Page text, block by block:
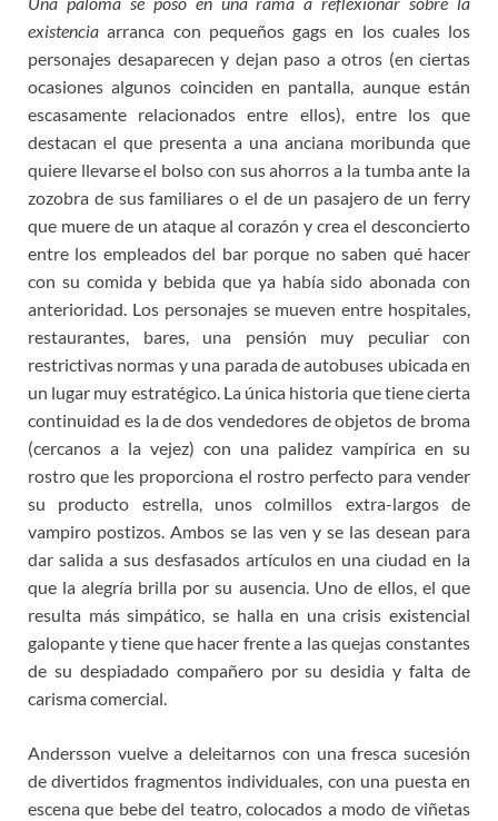
existencia arranca con pequeños gags en los cuales los
personajes desaparecen y dejan paso a otros (en ciertas
ocasiones algunos coinciden en pantalla, aunque están
escasamente relacionados entre ellos), entre los que
destacan el que presenta a una anciana moribunda que
quiere llevarse el bolso con sus ahorros a la tumba ante la
zozobra de sus familiares o el de un pasajero de un ferry
que muere de un ataque al corazón y crea el desconcierto
entre los empleados del bar porque no saben qué hacer
con su comida y bebida que ya había sido abonada con
anterioridad. Los personajes se mueven entre hospitales,
restaurantes, bares, una pensión muy peculiar con
restrictivas normas y una parada de autobuses ubicada en
un lugar muy estratégico. La única historia que tiene cierta
continuidad es la de dos vendedores de objetos de broma
(cercanos a la vejez) con una palidez vampírica en su
rostro que les proporciona el rostro perfecto para vender
su producto estrella, unos colmillos extra-largos de
vampiro postizos. Ambos se las ven y se las desean para
dar salida a sus desfasados artículos en una ciudad en la
que la alegría brilla por su ausencia. Uno de ellos, el que
resulta más simpático, se halla en una crisis existencial
galopante y tiene que hacer frente a las quejas constantes
de su despiadado compañero por su desidia y falta de
carisma comercial.
Andersson vuelve a deleitarnos con una fresca sucesión
de divertidos fragmentos individuales, con una puesta en
escena que bebe del teatro, colocados a modo de viñetas